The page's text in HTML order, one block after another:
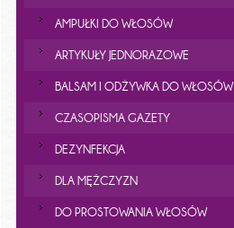
AMPUŁKI DO WŁOSÓW
ARTYKUŁY JEDNORAZOWE
BALSAM I ODŻYWKA DO WŁOSÓW
CZASOPISMA GAZETY
DEZYNFEKCJA
DLA MĘŻCZYZN
DO PROSTOWANIA WŁOSÓW